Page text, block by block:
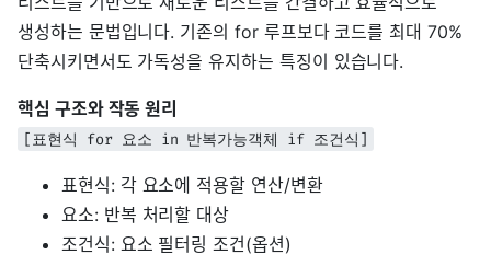
생성하는 문법입니다. 기존의 for 루프보다 코드를 최대 70%
단축시키면서도 가독성을 유지하는 특징이 있습니다.
핵심 구조와 작동 원리
[표현식 for 요소 in 반복가능객체 if 조건식]
표현식: 각 요소에 적용할 연산/변환
요소: 반복 처리할 대상
조건식: 요소 필터링 조건(옵션)